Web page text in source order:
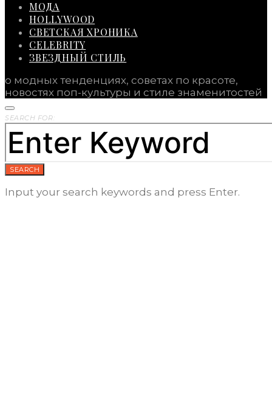
МОДА
HOLLYWOOD
СВЕТСКАЯ ХРОНИКА
CELEBRITY
ЗВЕЗДНЫЙ СТИЛЬ
о модных тенденциях, советах по красоте,
новостях поп-культуры и стиле знаменитостей
SEARCH FOR:
SEARCH
Input your search keywords and press Enter.